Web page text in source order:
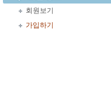
회원보기
가입하기